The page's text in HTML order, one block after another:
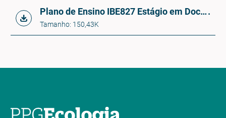
Plano de Ensino IBE827 Estágio em Docência II.
Tamanho: 150,43K